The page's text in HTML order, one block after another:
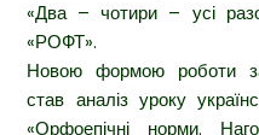
«Два – чотири – усі
«РОФТ».
Новою формою роботи
став аналіз уроку
«Орфоепічні норми.